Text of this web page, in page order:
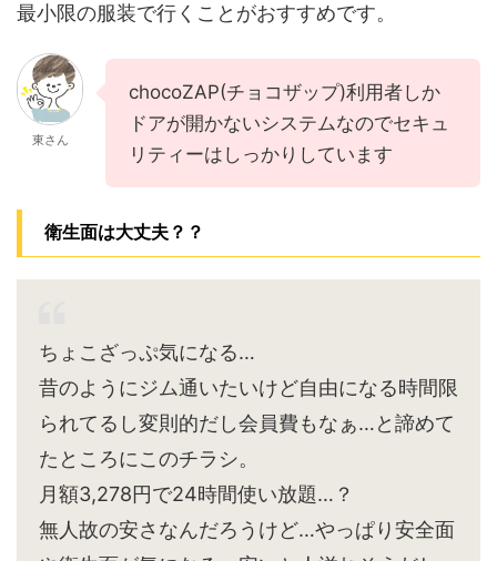
最小限の服装で行くことがおすすめです。
東さん
chocoZAP(チョコザップ)利用者しか
ドアが開かないシステムなのでセキュ
リティーはしっかりしています
衛生面は大丈夫？？
ちょこざっぷ気になる…
昔のようにジム通いたいけど自由になる時間限
られてるし変則的だし会員費もなぁ…と諦めて
たところにこのチラシ。
月額3,278円で24時間使い放題…？
無人故の安さなんだろうけど…やっぱり安全面